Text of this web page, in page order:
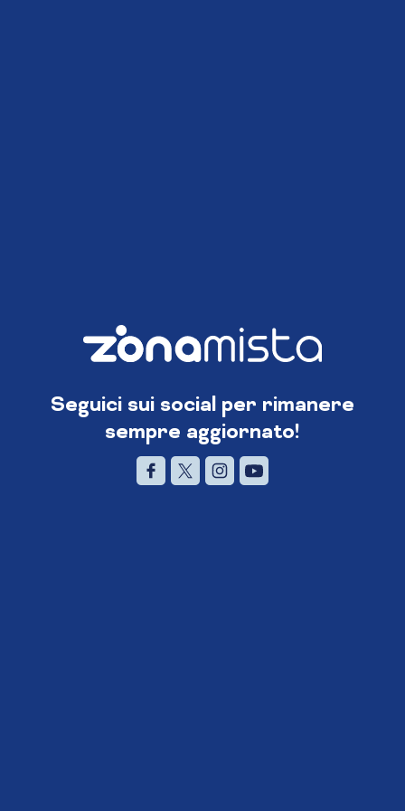
Seguici sui social per rimanere
sempre aggiornato!